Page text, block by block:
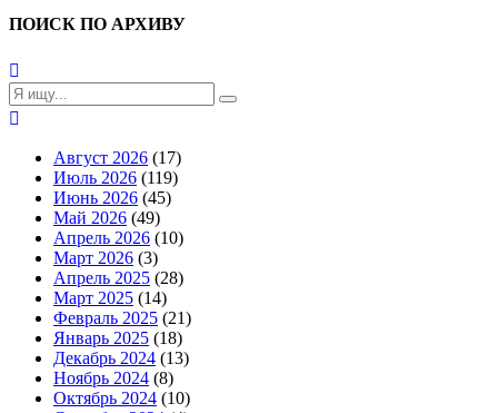
ПОИСК ПО АРХИВУ
Август 2026 (17)
Июль 2026 (119)
Июнь 2026 (45)
Май 2026 (49)
Апрель 2026 (10)
Март 2026 (3)
Апрель 2025 (28)
Март 2025 (14)
Февраль 2025 (21)
Январь 2025 (18)
Декабрь 2024 (13)
Ноябрь 2024 (8)
Октябрь 2024 (10)